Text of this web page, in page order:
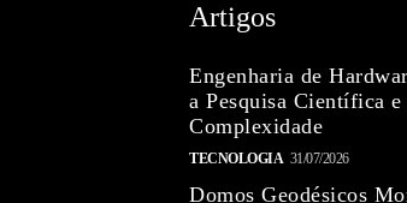
Artigos
Engenharia de
a Pesquisa Científica
Complexidade
TECNOLOGIA 31/07/2026
Domos Geodésicos